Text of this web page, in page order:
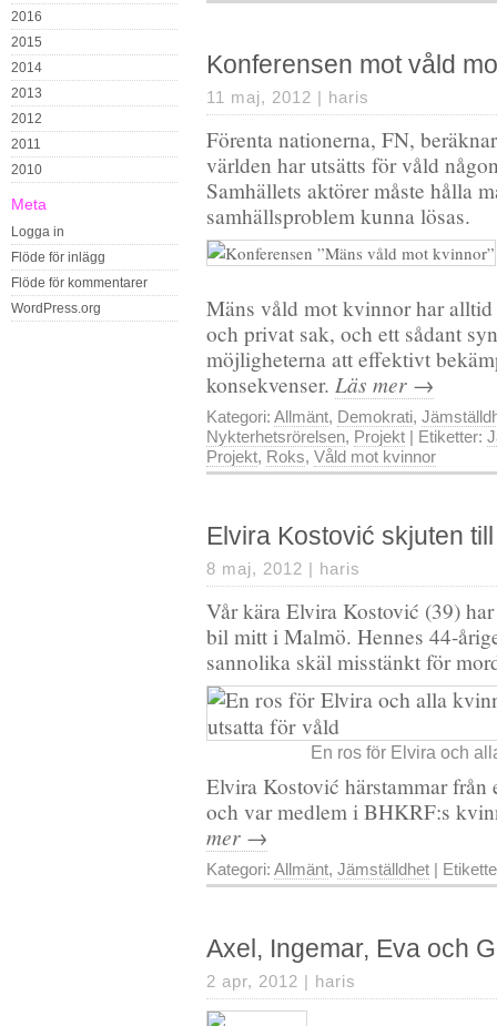
2016
2015
2014
2013
2012
2011
2010
Meta
Logga in
Flöde för inlägg
Flöde för kommentarer
WordPress.org
Konferensen mot våld
11 maj, 2012 | haris
Förenta nationerna, FN,
världen har utsätts för våld
Samhällets aktörer måste hålla
samhällsproblem kunna lösas.
Mäns våld mot kvinnor har
och privat sak, och ett sådant
möjligheterna att effektivt
konsekvenser. Läs mer →
Kategori: Allmänt, Demokrati,
Nykterhetsrörelsen, Projekt | Etiketter:
Projekt, Roks, Våld mot kvinnor
Elvira Kostović skjuten
8 maj, 2012 | haris
Vår kära Elvira Kostović (39)
bil mitt i Malmö. Hennes 44-
sannolika skäl misstänkt för
En ros för Elvira och
Elvira Kostović härstammar
och var medlem i BHKRF:s
mer →
Kategori: Allmänt, Jämställdhet |
Axel, Ingemar, Eva och
2 apr, 2012 | haris